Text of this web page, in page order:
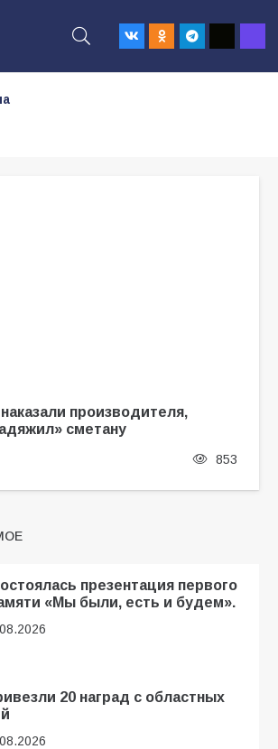
производителя,
сметану
853
презентация первого
«Мы были, есть и будем».
20 наград с областных